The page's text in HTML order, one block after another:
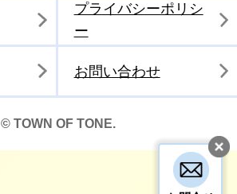
プライバシーポリシ
ー
お問い合わせ
© TOWN OF TONE.